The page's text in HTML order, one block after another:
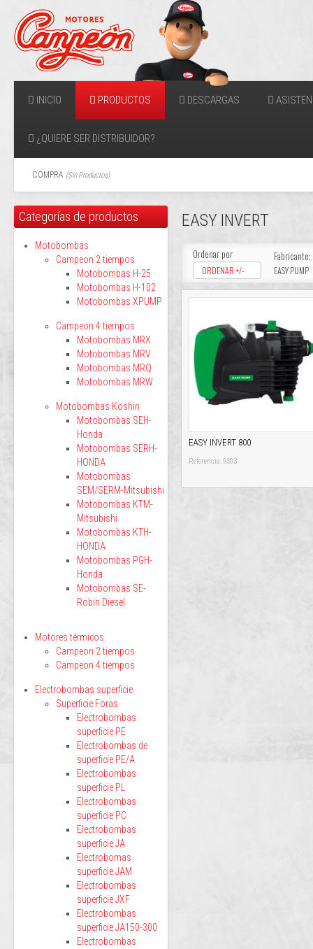
INICIO PRODUCTOS DESCARGAS
¿QUIERE SER DISTRIBUIDOR?
COMPRA (Sin Productos)
EASY INVERT
Ordenar por
ORDENAR +/-
Fabricante:
EASY PUMP
EASY INVERT 800
Referencia: 9303
Categorías de productos
Motobombas
Campeon 2 tiempos
Motobombas H-25
Motobombas H-102
Motobombas XPUMP
Campeon 4 tiempos
Motobombas MRX
Motobombas MRV
Motobombas MRQ
Motobombas MRW
Motobombas Koshin
Motobombas SEH-
Honda
Motobombas SERH-
HONDA
Motobombas
SEM/SERM-Mitsubishi
Motobombas KTM-
Mitsubishi
Motobombas KTH-
HONDA
Motobombas PGH-
Honda
Motobombas SE-
Robin Diesel
Motores térmicos
Campeon 2 tiempos
Campeon 4 tiempos
Electrobombas superficie
Superficie Foras
Electrobombas
superficie PE
Electrobombas de
superficie PE/A
Electrobombas
superficie PL
Electrobombas
superficie PC
Electrobombas
superficie JA
Electrobomas
superficie JAM
Electrobombas
superficie JXF
Electrobombas
superficie JA150-300
Electrobombas